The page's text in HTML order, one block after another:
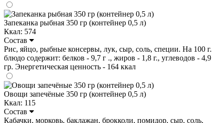
Запеканка рыбная 350 гр (контейнер 0,5 л)
Ккал: 574
Состав
Рис, яйцо, рыбные консервы, лук, сыр, соль, специи. На 100 г.
блюдо содержит: белков - 9,7 г ., жиров - 1,8 г., углеводов - 4,9
гр. Энергетическая ценность - 164 ккал
Овощи запечёные 350 гр (контейнер 0,5 л)
Ккал: 115
Состав
Кабачки, морковь, баклажан, брокколи, помидор, сыр, соль,